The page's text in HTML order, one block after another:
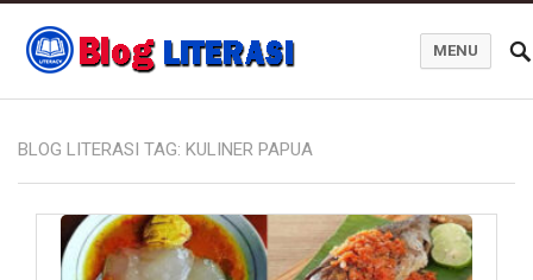
MENU
BLOG LITERASI TAG: KULINER PAPUA